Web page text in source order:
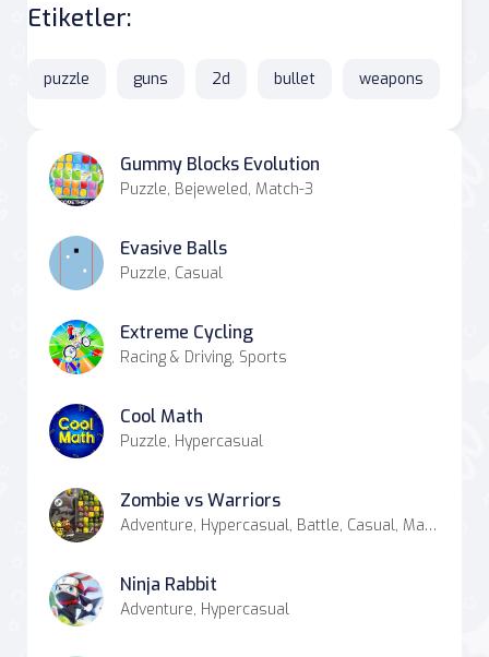
Etiketler:
puzzle guns 2d bullet weapons
Gummy Blocks Evolution
Puzzle, Bejeweled, Match-3
Evasive Balls
Puzzle, Casual
Extreme Cycling
Racing & Driving, Sports
Cool Math
Puzzle, Hypercasual
Zombie vs Warriors
Adventure, Hypercasual, Battle, Casual, Match-3
Ninja Rabbit
Adventure, Hypercasual